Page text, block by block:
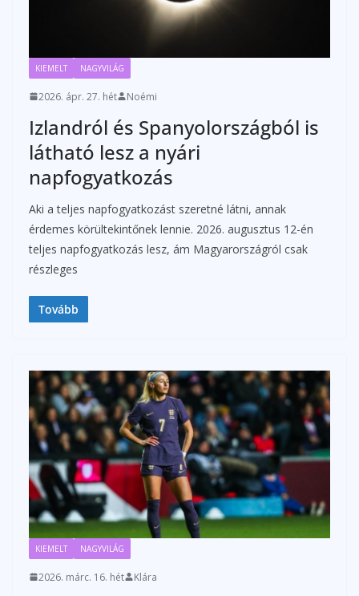
KIEMELT NAGYVILÁG
2026. ápr. 27. hét Noémi
Izlandról és Spanyolországból is
látható lesz a nyári
napfogyatkozás
Aki a teljes napfogyatkozást szeretné látni, annak
érdemes körültekintőnek lennie. 2026. augusztus 12-én
teljes napfogyatkozás lesz, ám Magyarországról csak
részleges
Tovább
KIEMELT NAGYVILÁG
2026. márc. 16. hét Klára